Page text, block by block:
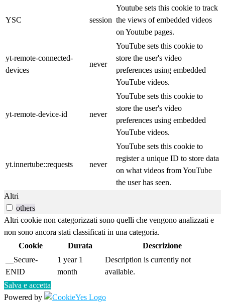
YSC session
Youtube sets this cookie to track
the views of embedded videos
on Youtube pages.
yt-remote-connected-
devices
never
YouTube sets this cookie to
store the user's video
preferences using embedded
YouTube videos.
yt-remote-device-id never
YouTube sets this cookie to
store the user's video
preferences using embedded
YouTube videos.
yt.innertube::requests never
YouTube sets this cookie to
register a unique ID to store data
on what videos from YouTube
the user has seen.
Altri
others
Altri cookie non categorizzati sono quelli che vengono analizzati e
non sono ancora stati classificati in una categoria.
Cookie
Durata
Descrizione
__Secure-
ENID
1 year 1
month
Description is currently not
available.
Salva e accetta
Powered by